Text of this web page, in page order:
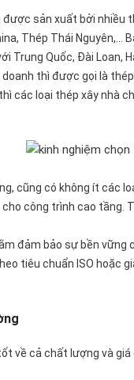
sản xuất bởi
Thép Thái
Trung Quốc, Đài Loan,
thì được gọi là
các loại thép xây nhà
cũng có không ít các
công trình cao
đảm bảo sự bền vững
tiêu chuẩn ISO hoặc
về cả chất lượng và